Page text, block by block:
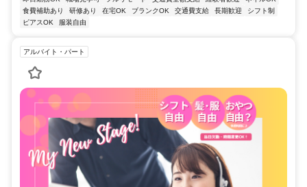
食費補助あり
研修あり 在宅OK ブランクOK 交通費支給 長期歓迎
シフト制
ピアスOK
服装自由
アルバイト・パート